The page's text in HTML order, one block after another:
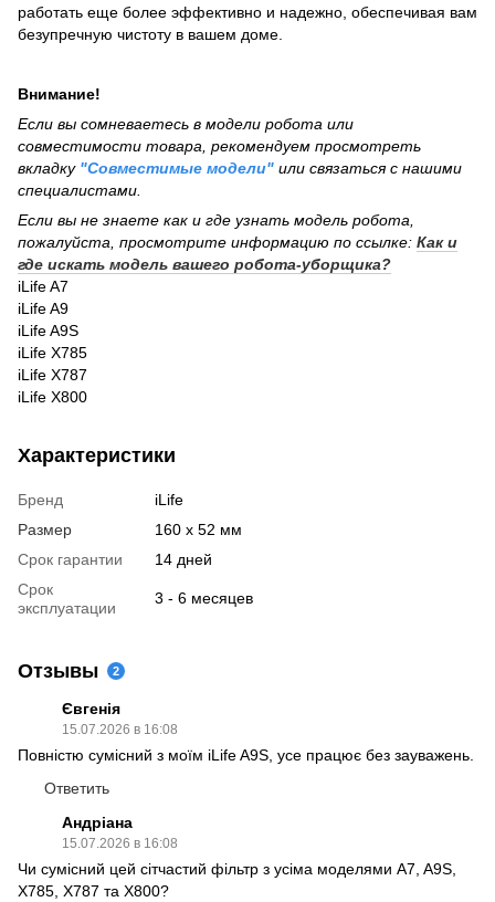
работать еще более эффективно и надежно, обеспечивая вам
безупречную чистоту в вашем доме.
Внимание!
Если вы сомневаетесь в модели робота или
совместимости товара, рекомендуем просмотреть
вкладку "Совместимые модели" или связаться с нашими
специалистами.
Если вы не знаете как и где узнать модель робота,
пожалуйста, просмотрите информацию по ссылке: Как и
где искать модель вашего робота-уборщика?
iLife A7
iLife A9
iLife A9S
iLife X785
iLife X787
iLife X800
Характеристики
Бренд
iLife
Размер
160 х 52 мм
Срок гарантии
14 дней
Срок
эксплуатации
3 - 6 месяцев
Отзывы 2
Євгенія
15.07.2026 в 16:08
Повністю сумісний з моїм iLife A9S, усе працює без зауважень.
Ответить
Андріана
15.07.2026 в 16:08
Чи сумісний цей сітчастий фільтр з усіма моделями A7, A9S,
X785, X787 та X800?